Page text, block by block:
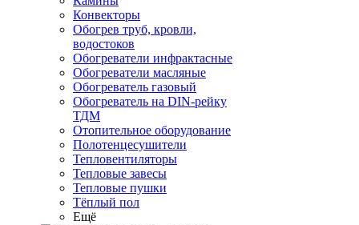
Конвекторы
Обогрев труб, кровли,
водостоков
Обогреватели инфрактасные
Обогреватели масляные
Обогреватель газовый
Обогреватель на DIN-рейку
ТДМ
Отопительное оборудование
Полотенцесушители
Тепловентиляторы
Тепловые завесы
Тепловые пушки
Тёплый пол
Ещё